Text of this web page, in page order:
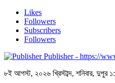
Likes
Followers
Subscribers
Followers
Publisher - https://
৮ই আগস্ট, ২০২৬ খ্রিস্টাব্দ, শনিবার, দুপুর